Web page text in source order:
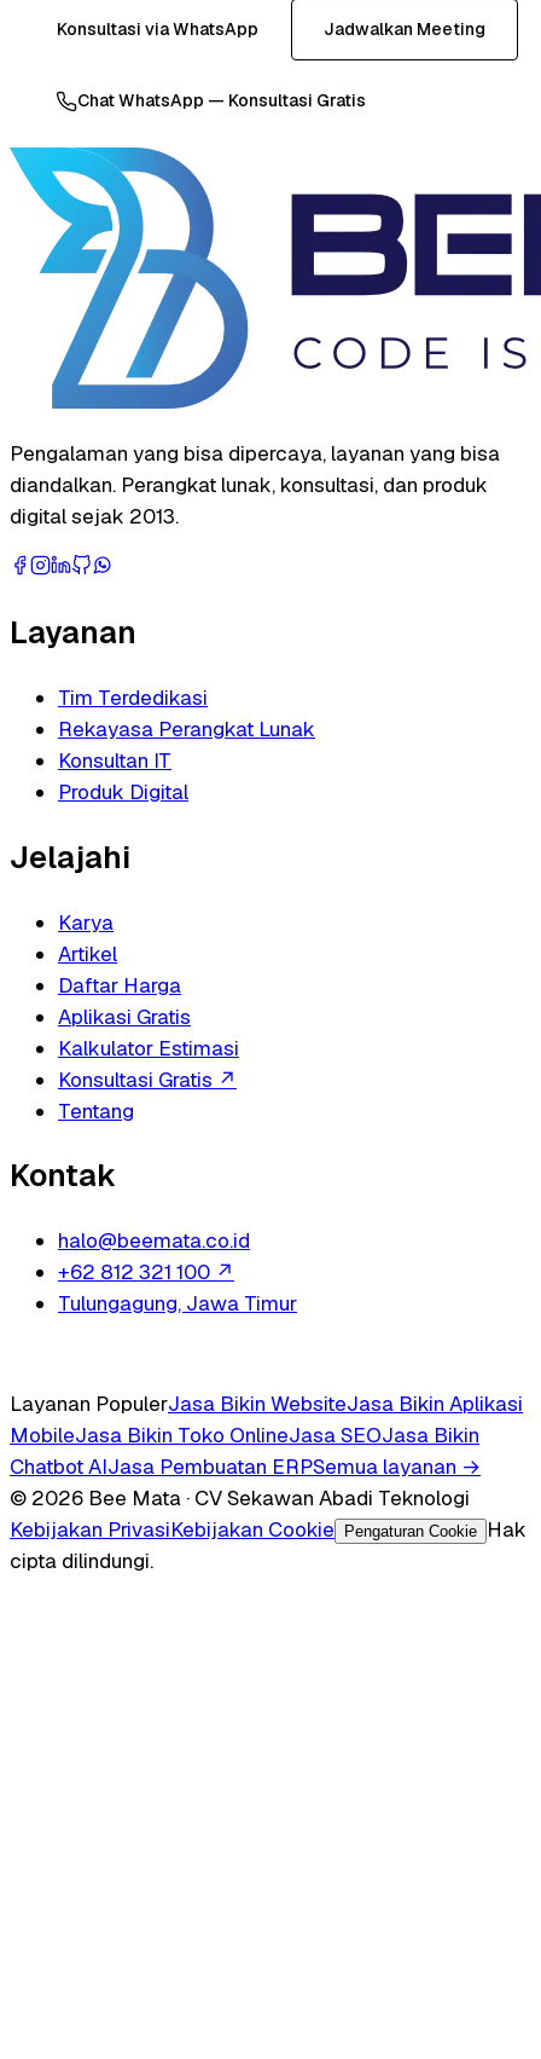
Konsultasi via WhatsApp Jadwalkan Meeting
Chat WhatsApp — Konsultasi Gratis
Pengalaman yang bisa dipercaya, layanan yang bisa
diandalkan. Perangkat lunak, konsultasi, dan produk
digital sejak 2013.
Layanan
Tim Terdedikasi
Rekayasa Perangkat Lunak
Konsultan IT
Produk Digital
Jelajahi
Karya
Artikel
Daftar Harga
Aplikasi Gratis
Kalkulator Estimasi
Konsultasi Gratis ↗
Tentang
Kontak
halo@beemata.co.id
+62 812 321 100 ↗
Tulungagung, Jawa Timur
Layanan PopulerJasa Bikin WebsiteJasa Bikin Aplikasi
MobileJasa Bikin Toko OnlineJasa SEOJasa Bikin
Chatbot AIJasa Pembuatan ERPSemua layanan →
© 2026 Bee Mata · CV Sekawan Abadi Teknologi
Kebijakan PrivasiKebijakan Cookie Pengaturan Cookie
Hak
cipta dilindungi.